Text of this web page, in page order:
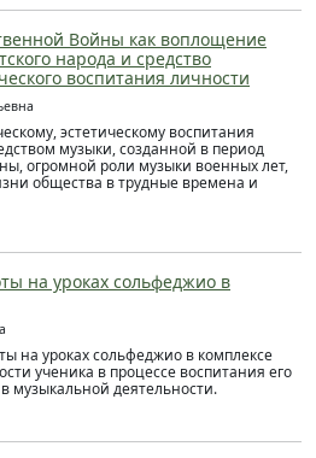
Войны как воплощение
народа и средство
воспитания личности
эстетическому воспитания
музыки, созданной в период
огромной роли музыки военных лет,
общества в трудные времена и
на уроках сольфеджио в
на уроках сольфеджио в комплексе
ученика в процессе воспитания его
музыкальной деятельности.